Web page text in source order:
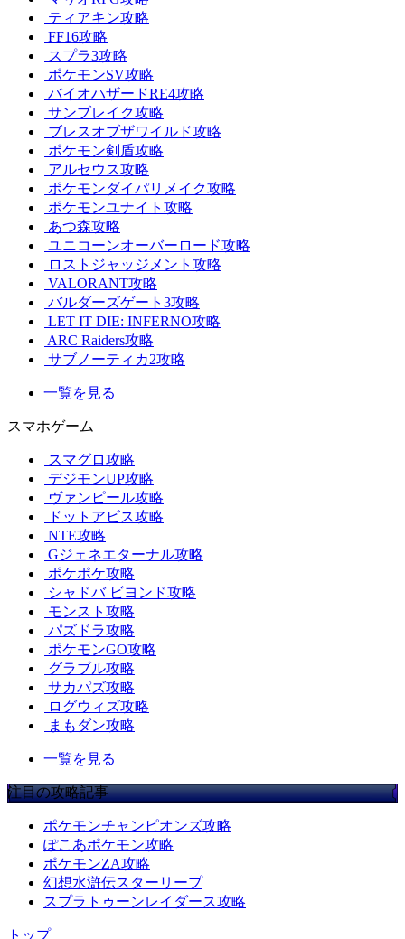
ティアキン攻略
FF16攻略
スプラ3攻略
ポケモンSV攻略
バイオハザードRE4攻略
サンブレイク攻略
ブレスオブザワイルド攻略
ポケモン剣盾攻略
アルセウス攻略
ポケモンダイパリメイク攻略
ポケモンユナイト攻略
あつ森攻略
ユニコーンオーバーロード攻略
ロストジャッジメント攻略
VALORANT攻略
バルダーズゲート3攻略
LET IT DIE: INFERNO攻略
ARC Raiders攻略
サブノーティカ2攻略
一覧を見る
スマホゲーム
スマグロ攻略
デジモンUP攻略
ヴァンピール攻略
ドットアビス攻略
NTE攻略
Gジェネエターナル攻略
ポケポケ攻略
シャドバ ビヨンド攻略
モンスト攻略
パズドラ攻略
ポケモンGO攻略
グラブル攻略
サカパズ攻略
ログウィズ攻略
まもダン攻略
一覧を見る
注目の攻略記事
ポケモンチャンピオンズ攻略
ぽこあポケモン攻略
ポケモンZA攻略
幻想水滸伝スターリープ
スプラトゥーンレイダース攻略
トップ